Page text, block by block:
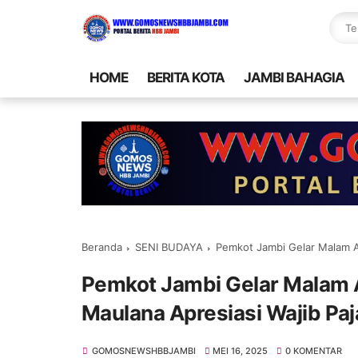
HOME BERITA KOTA JAMBI BAHAGIA
Beranda SENI BUDAYA Pemkot Jambi Gelar Malam
Pemkot Jambi Gelar
Maulana Apresiasi Wajib
GOMOSNEWSHBBJAMBI MEI 16, 2025 0 KOMENTAR